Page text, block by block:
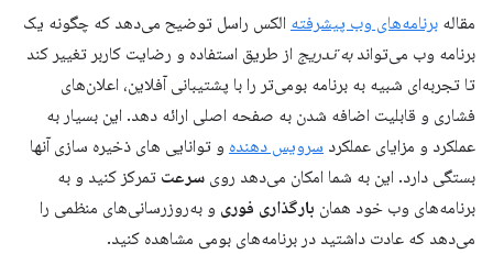
مقاله برنامه‌های وب پیشرفته الکس راسل توضیح می‌دهد که چگونه یک
برنامه وب می‌تواندبه تدریج از طریق استفاده و رضایت کاربر تغییر کند
تا تجربه‌ای شبیه به برنامه بومی‌تر را با پشتیبانی آفلاین، اعلان‌های
فشاری و قابلیت اضافه شدن به صفحه اصلی ارائه دهد. این بسیار به
عملکرد و مزایای عملکرد سرویس دهنده و توانایی های ذخیره سازی آنها
بستگی دارد. این به شما امکان می‌دهد روی سرعت تمرکز کنید و به
برنامه‌های وب خود همان بارگذاری فوری و به‌روزرسانی‌های منظمی را
می‌دهد که عادت داشتید در برنامه‌های بومی مشاهده کنید.